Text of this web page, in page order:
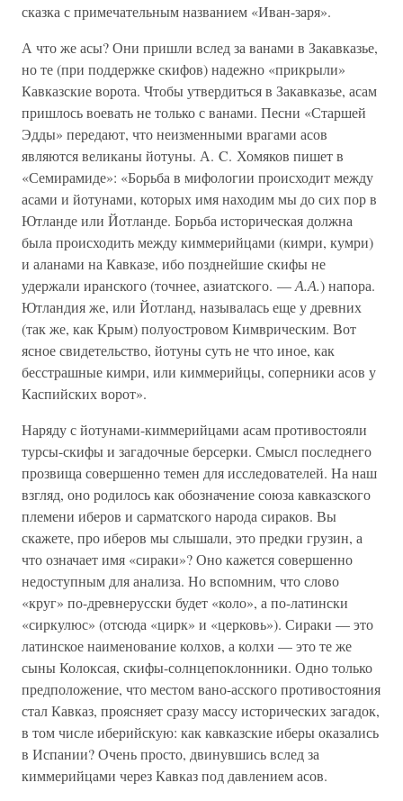
сказка с примечательным названием «Иван-заря».
А что же асы? Они пришли вслед за ванами в Закавказье,
но те (при поддержке скифов) надежно «прикрыли»
Кавказские ворота. Чтобы утвердиться в Закавказье, асам
пришлось воевать не только с ванами. Песни «Старшей
Эдды» передают, что неизменными врагами асов
являются великаны йотуны. А. C. Хомяков пишет в
«Семирамиде»: «Борьба в мифологии происходит между
асами и йотунами, которых имя находим мы до сих пор в
Ютланде или Йотланде. Борьба историческая должна
была происходить между киммерийцами (кимри, кумри)
и аланами на Кавказе, ибо позднейшие скифы не
удержали иранского (точнее, азиатского. —А.А.) напора.
Ютландия же, или Йотланд, называлась еще у древних
(так же, как Крым) полуостровом Кимврическим. Вот
ясное свидетельство, йотуны суть не что иное, как
бесстрашные кимри, или киммерийцы, соперники асов у
Каспийских ворот».
Наряду с йотунами-киммерийцами асам противостояли
турсы-скифы и загадочные берсерки. Смысл последнего
прозвища совершенно темен для исследователей. На наш
взгляд, оно родилось как обозначение союза кавказского
племени иберов и сарматского народа сираков. Вы
скажете, про иберов мы слышали, это предки грузин, а
что означает имя «сираки»? Оно кажется совершенно
недоступным для анализа. Но вспомним, что слово
«круг» по-древнерусски будет «коло», а по-латински
«сиркулюс» (отсюда «цирк» и «церковь»). Сираки — это
латинское наименование колхов, а колхи — это те же
сыны Колоксая, скифы-солнцепоклонники. Одно только
предположение, что местом вано-асского противостояния
стал Кавказ, проясняет сразу массу исторических загадок,
в том числе иберийскую: как кавказские иберы оказались
в Испании? Очень просто, двинувшись вслед за
киммерийцами через Кавказ под давлением асов.